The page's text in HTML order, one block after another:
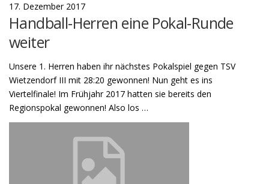
17. Dezember 2017
Handball-Herren eine Pokal-Runde
weiter
Unsere 1. Herren haben ihr nächstes Pokalspiel gegen TSV
Wietzendorf III mit 28:20 gewonnen! Nun geht es ins
Viertelfinale! Im Frühjahr 2017 hatten sie bereits den
Regionspokal gewonnen! Also los …